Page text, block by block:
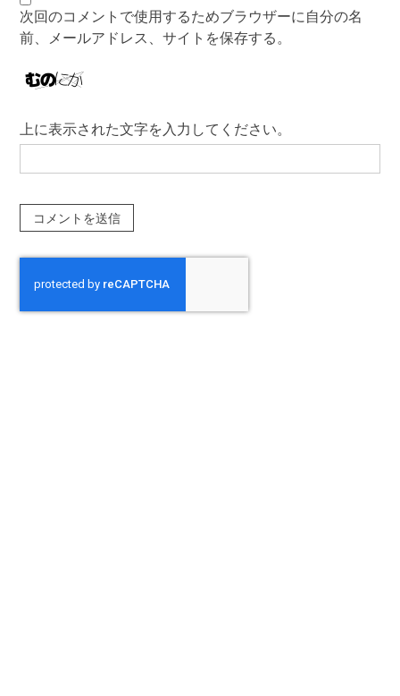
次回のコメントで使用するためブラウザーに自分の名
前、メールアドレス、サイトを保存する。
上に表示された文字を入力してください。